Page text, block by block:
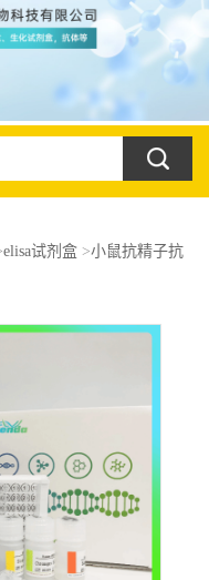
elisa试剂盒>小鼠抗精子抗